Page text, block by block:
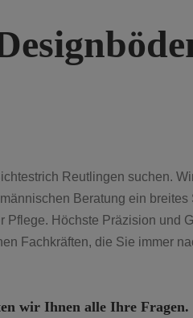
Reutlingen suchen.
Beratung ein
Pflege. Höchste Präzision
Fachkräften, die Sie immer
wir Ihnen alle Ihre Fragen.